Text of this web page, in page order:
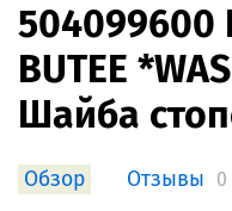
504099600
BUTEE
Шайба
Обзор Отзывы 0